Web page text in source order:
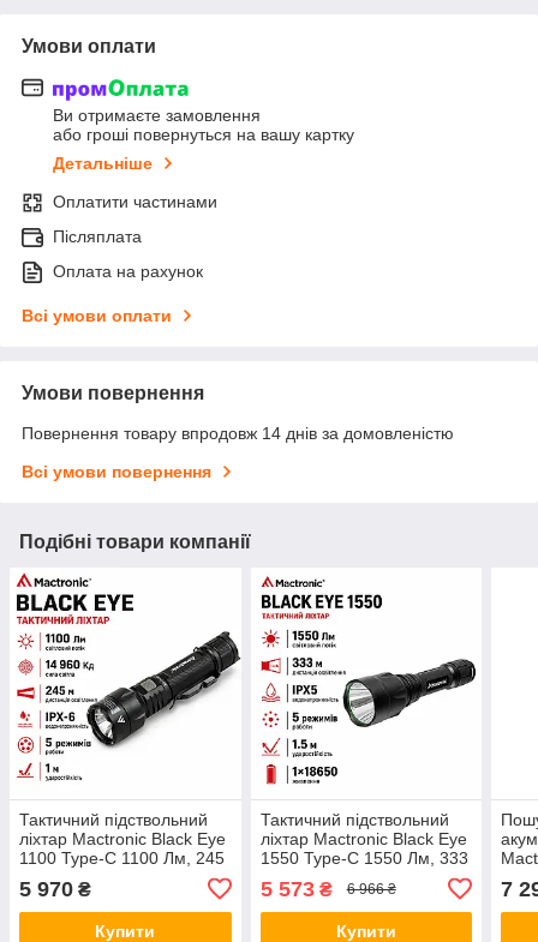
Умови оплати
Ви отримаєте замовлення
або гроші повернуться на вашу картку
Детальніше
Оплатити частинами
Післяплата
Оплата на рахунок
Всі умови оплати
Умови повернення
Повернення товару впродовж 14 днів за домовленістю
Всі умови повернення
Подібні товари компанії
Тактичний підствольний
ліхтар Mactronic Black Eye
1100 Type-C 1100 Лм, 245
18650, чорний
5 970 ₴
Купити
Тактичний підствольний
ліхтар Mactronic Black Eye
1550 Type-C 1550 Лм, 333
IPX5, чорний
5 573₴ 6 966 ₴
Купити
7